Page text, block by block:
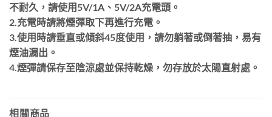
不耐久，請使用5V/1A、5V/2A充電頭。
2.充電時請將煙彈取下再進行充電。
3.使用時請垂直或傾斜45度使用，請勿躺著或倒著抽，易有
煙油漏出。
4.煙彈請保存至陰涼處並保持乾燥，勿存放於太陽直射處。
相關商品